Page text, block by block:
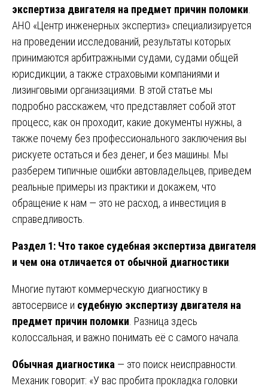
экспертиза двигателя на предмет причин поломки
АНО «Центр инженерных экспертиз» специализируется
на проведении исследований, результаты которых
принимаются арбитражными судами, судами общей
юрисдикции, а также страховыми компаниями и
лизинговыми организациями. В этой статье мы
подробно расскажем, что представляет собой этот
процесс, как он проходит, какие документы нужны, а
также почему без профессионального заключения вы
рискуете остаться и без денег, и без машины. Мы
разберем типичные ошибки автовладельцев, приведем
реальные примеры из практики и докажем, что
обращение к нам — это не расход, а инвестиция в
справедливость.
Раздел 1: Что такое судебная экспертиза двигателя
и чем она отличается от обычной диагностики
Многие путают коммерческую диагностику в
автосервисе и судебную экспертизу двигателя на
предмет причин поломки . Разница здесь
колоссальная, и важно понимать её с самого начала.
Обычная диагностика — это поиск неисправности.
Механик говорит: «У вас пробита прокладка головки